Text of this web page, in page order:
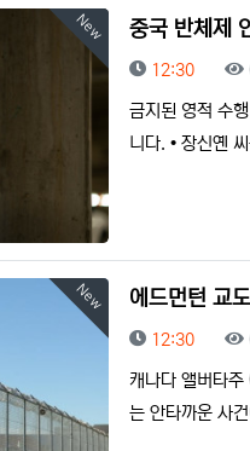
New 중국 반체제
등록일
12:30
금지된 영적 수
니다. • 장신옌
New 에드먼턴 교
등록일
12:30
캐나다 앨버타
는 안타까운 사